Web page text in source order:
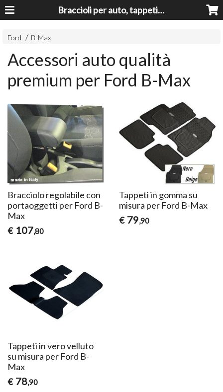
Braccioli per auto, tappeti auto, accessori auto MADE IN ITALY - Armrests, Mittelarmlehnen, Accoundoirs
Ford B-Max
Accessori auto qualità
premium per Ford B-Max
Bracciolo regolabile con
portaoggetti per Ford B-
Max
€ 107,80
Tappeti in gomma su
misura per Ford B-Max
€ 79,90
Tappeti in vero velluto
su misura per Ford B-
Max
€ 78,90